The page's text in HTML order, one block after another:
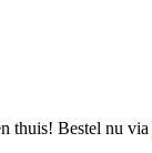
thuis! Bestel nu via